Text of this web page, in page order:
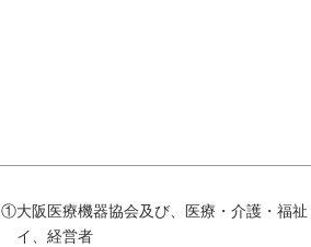
①大阪医療機器協会及び、医療・介護・福
イ、経営者